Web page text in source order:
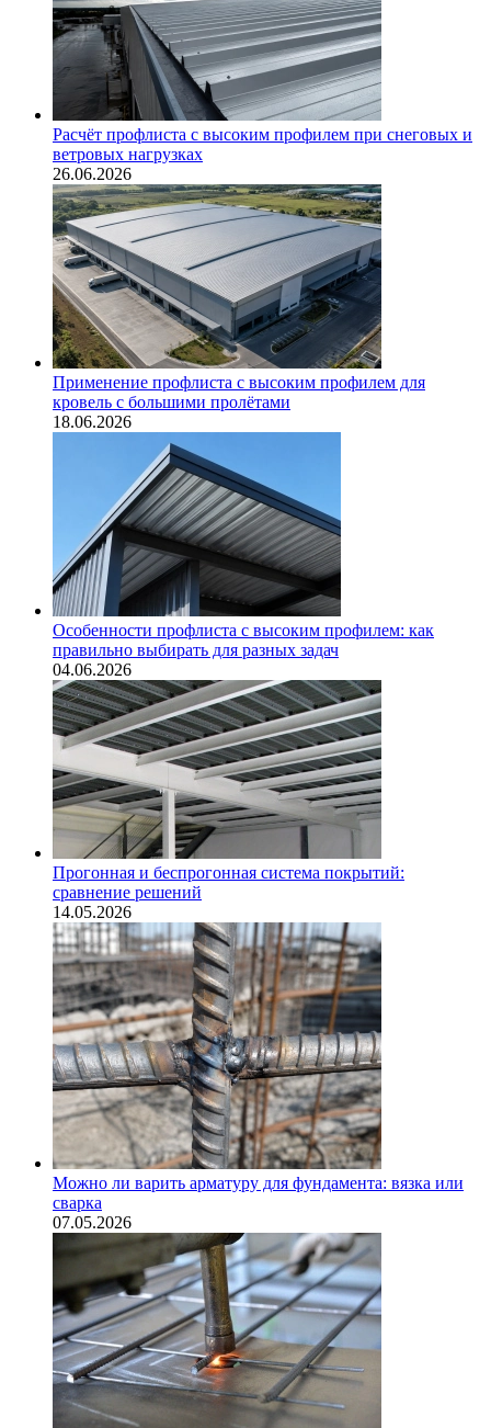
Расчёт профлиста с высоким профилем при снеговых и
ветровых нагрузках
26.06.2026
Применение профлиста с высоким профилем для
кровель с большими пролётами
18.06.2026
Особенности профлиста с высоким профилем: как
правильно выбирать для разных задач
04.06.2026
Прогонная и беспрогонная система покрытий:
сравнение решений
14.05.2026
Можно ли варить арматуру для фундамента: вязка или
сварка
07.05.2026